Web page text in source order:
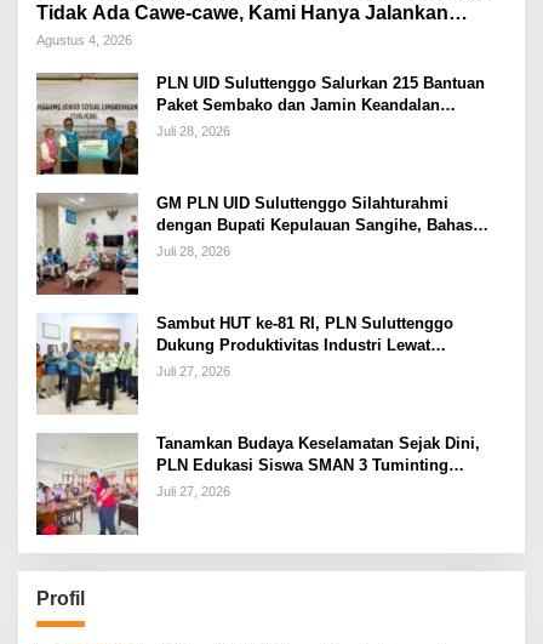
Tidak Ada Cawe-cawe, Kami Hanya Jalankan
Perintah Undang-Undang
Agustus 4, 2026
PLN UID Suluttenggo Salurkan 215 Bantuan
Paket Sembako dan Jamin Keandalan
Kelistrikan Pasca Bencana di Tamako
Juli 28, 2026
GM PLN UID Suluttenggo Silahturahmi
dengan Bupati Kepulauan Sangihe, Bahas
Keandalan Sistem Kelistrikan hingga
Juli 28, 2026
Sambut HUT ke-81 RI, PLN Suluttenggo
Dukung Produktivitas Industri Lewat
Penambahan Daya PT J Resources Bolaang
Juli 27, 2026
Tanamkan Budaya Keselamatan Sejak Dini,
PLN Edukasi Siswa SMAN 3 Tuminting
Manado Soal Bahaya Listrik
Juli 27, 2026
Profil